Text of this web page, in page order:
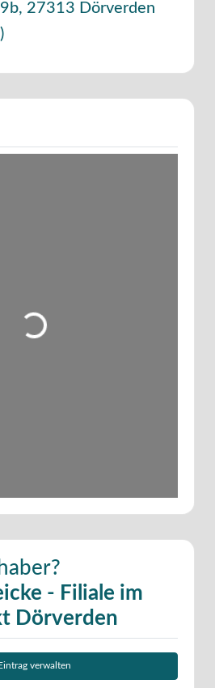
, 27313 Dörverden
)
geladen …
- Filiale im
Dörverden
Eintrag verwalten